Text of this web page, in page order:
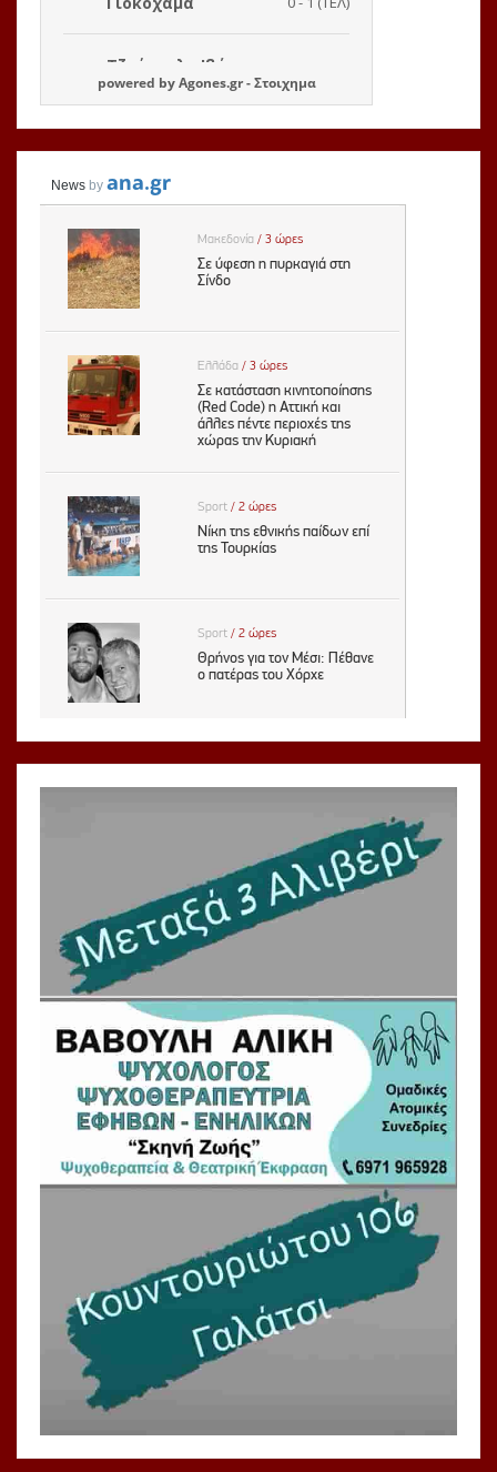
powered byAgones.gr-Στοιχημα